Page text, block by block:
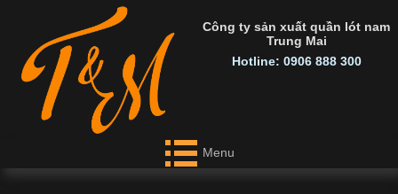
Công ty sản xuất quần lót nam
Trung Mai
Hotline: 0906 888 300
Menu